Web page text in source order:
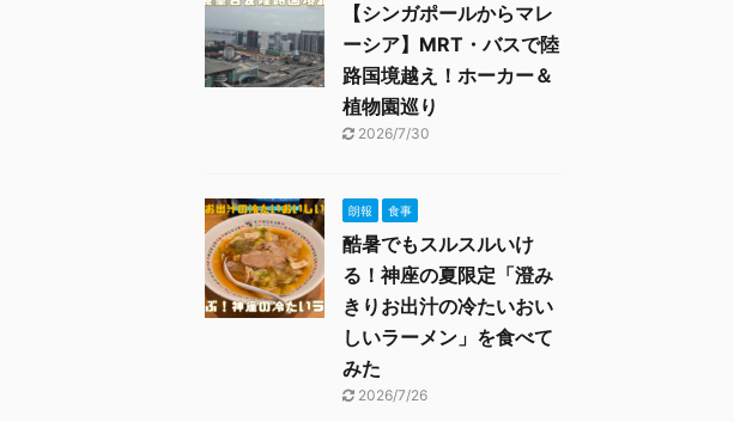
【シンガポールからマレ
ーシア】MRT・バスで陸
路国境越え！ホーカー＆
植物園巡り
2026/7/30
朗報 食事
酷暑でもスルスルいけ
る！神座の夏限定「澄み
きりお出汁の冷たいおい
しいラーメン」を食べて
みた
2026/7/26